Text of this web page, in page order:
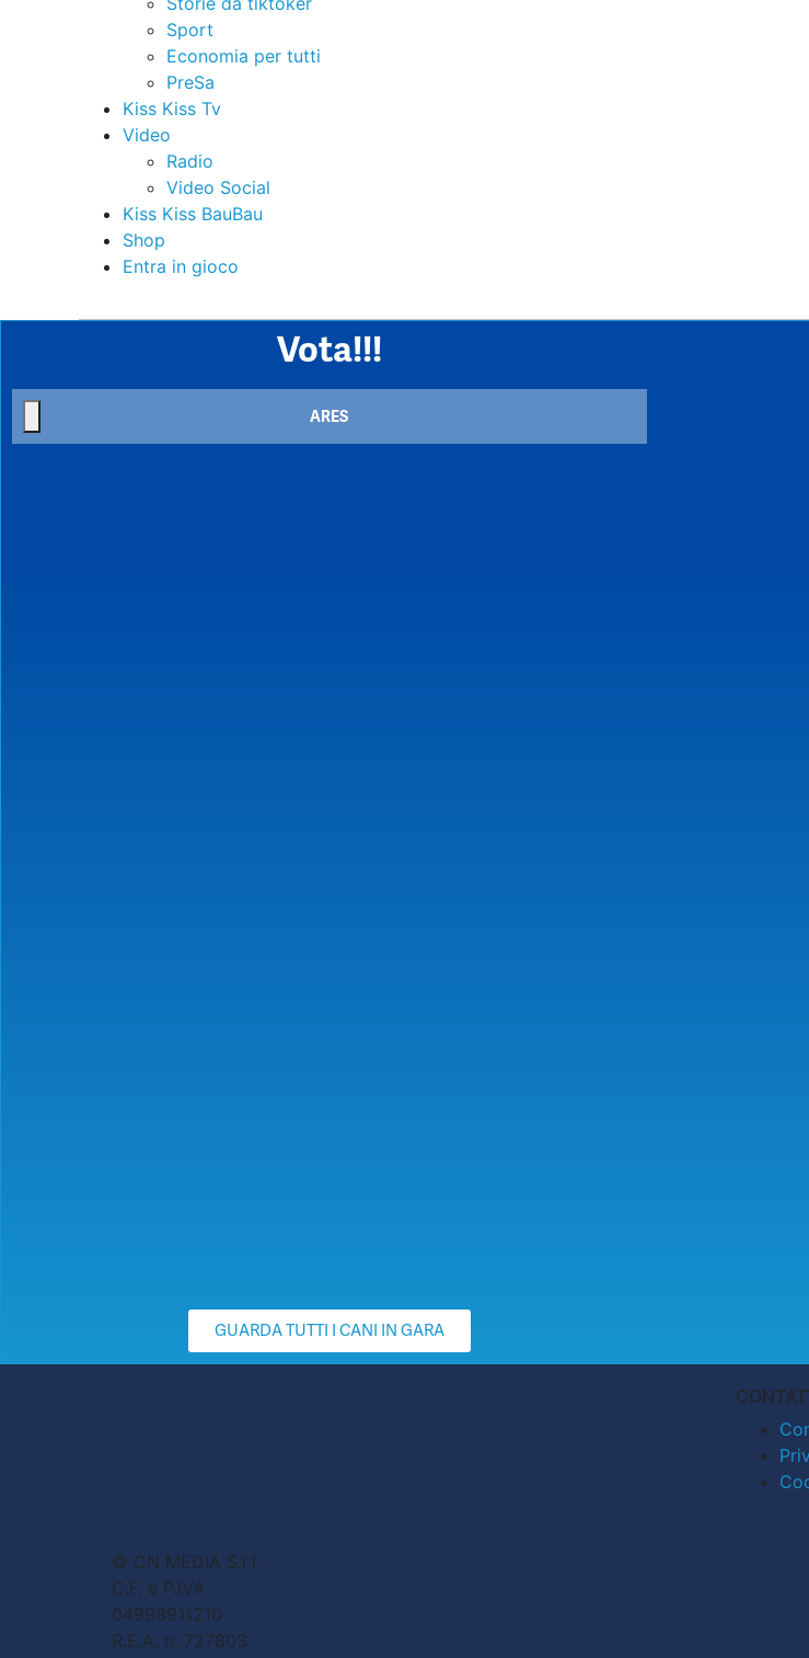
Sport
Economia per tutti
PreSa
Kiss Kiss Tv
Video
Radio
Video Social
Kiss Kiss BauBau
Shop
Entra in gioco
Vota!!!
ARES
GUARDA TUTTI I CANI IN GARA
© CN MEDIA S.r.l.
C.F. e P.IVA
04998911210
R.E.A. n. 727803